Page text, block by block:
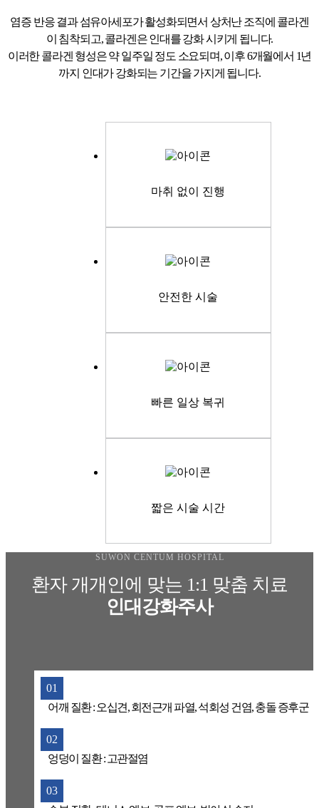
염증 반응 결과 섬유아세포가 활성화되면서 상처난 조직에 콜라겐
이 침착되고, 콜라겐은 인대를 강화 시키게 됩니다.
이러한 콜라겐 형성은 약 일주일 정도 소요되며, 이후 6개월에서 1년
까지 인대가 강화되는 기간을 가지게 됩니다.
마취 없이 진행
안전한 시술
빠른 일상 복귀
짧은 시술 시간
SUWON CENTUM HOSPITAL
환자 개개인에 맞는 1:1 맞춤 치료
인대강화주사
01
어깨 질환 : 오십견, 회전근개 파열, 석회성 건염, 충돌 증후군
02
엉덩이 질환 : 고관절염
03